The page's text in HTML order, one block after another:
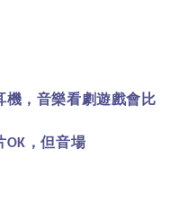
機，音樂看劇遊戲會比
OK ，但音場